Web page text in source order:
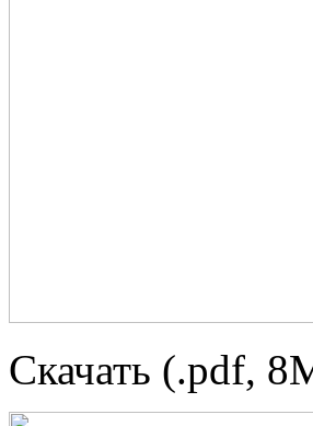
Скачать (.pdf,